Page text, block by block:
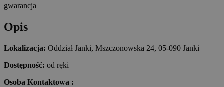
gwarancja
Opis
Lokalizacja: Oddział Janki, Mszczonowska 24, 05-090 Janki
Dostępność: od ręki
Osoba Kontaktowa :